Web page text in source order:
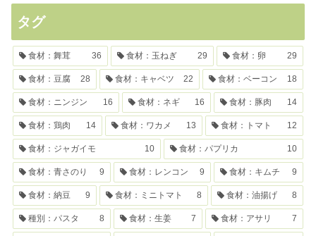
タグ
食材：舞茸 36 食材：玉ねぎ 29 食材：卵 29
食材：豆腐 28 食材：キャベツ 22 食材：ベーコン 18
食材：ニンジン 16 食材：ネギ 16 食材：豚肉 14
食材：鶏肉 14 食材：ワカメ 13 食材：トマト 12
食材：ジャガイモ 10 食材：パプリカ 10
食材：青さのり 9 食材：レンコン 9 食材：キムチ 9
食材：納豆 9 食材：ミニトマト 8 食材：油揚げ 8
種別：パスタ 8 食材：生姜 7 食材：アサリ 7